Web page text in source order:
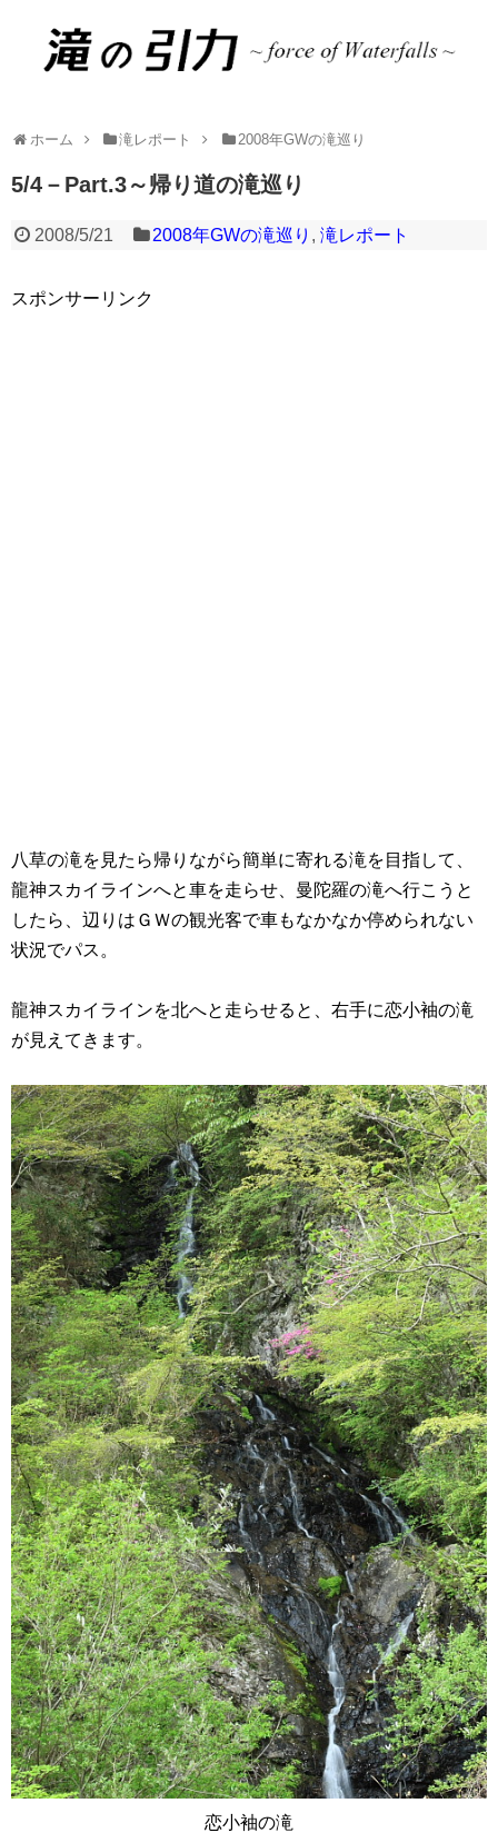
ホーム 滝レポート 2008年GWの滝巡り
5/4－Part.3～帰り道の滝巡り
2008/5/21 2008年GWの滝巡り ,滝レポート
スポンサーリンク
八草の滝を見たら帰りながら簡単に寄れる滝を目指して、
龍神スカイラインへと車を走らせ、曼陀羅の滝へ行こうと
したら、辺りはＧＷの観光客で車もなかなか停められない
状況でパス。
龍神スカイラインを北へと走らせると、右手に恋小袖の滝
が見えてきます。
恋小袖の滝